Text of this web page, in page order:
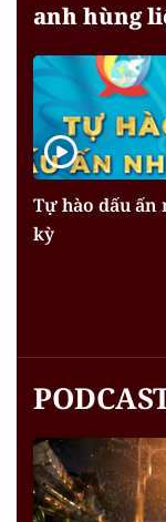
anh hùng
Tự hào dấu ấn
kỳ